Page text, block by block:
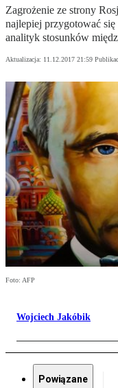
Zagrożenie ze strony
najlepiej przygotować
analityk stosunków
Aktualizacja: 11.12.2017 21:59
Foto: AFP
Wojciech Jakóbik
Powiązane